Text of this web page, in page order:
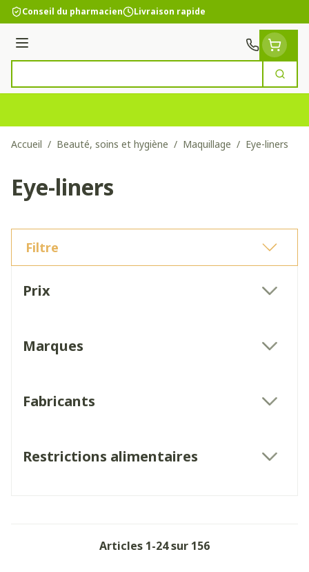
Aller au contenu
Conseil du pharmacien Livraison rapide
Menu
Accueil / Beauté, soins et hygiène / Maquillage / Eye-liners
Eye-liners
Filtre
Prix
Marques
Fabricants
Restrictions alimentaires
Articles 1-24sur 156